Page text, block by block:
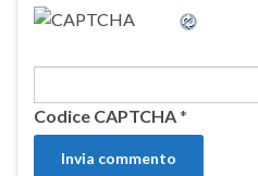
Codice CAPTCHA*